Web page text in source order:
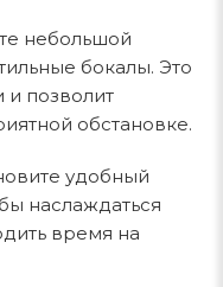
небольшой
бокалы. Это
и позволит
обстановке.
удобный
наслаждаться
время на